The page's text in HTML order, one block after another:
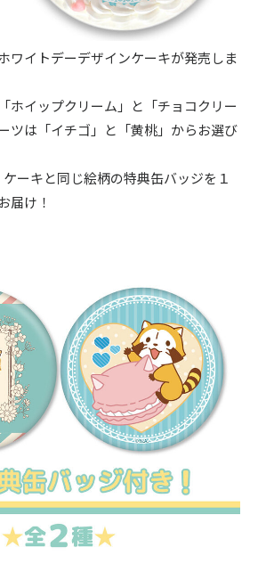
ワイトデーデザインケーキが発売しま
ホイップクリーム」と「チョコクリー
ツは「イチゴ」と「黄桃」からお選び
ーキと同じ絵柄の特典缶バッジを１
届け！